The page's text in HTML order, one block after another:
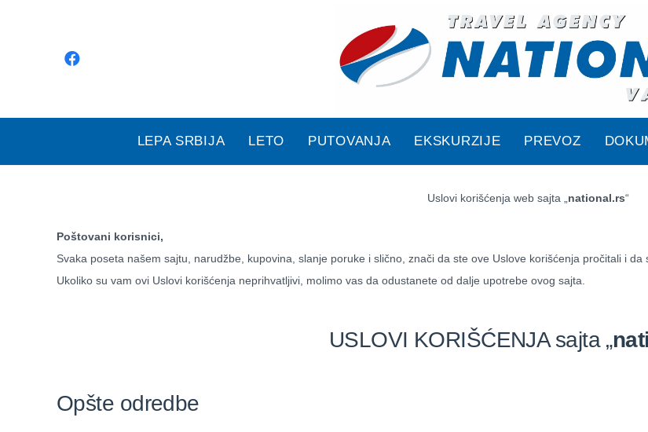
LEPA SRBIJA LETO PUTOVANJA EKSKURZIJE PREVOZ
Uslovi korišćenja web sajta „ national.rs“
Poštovani korisnici,
Svaka poseta našem sajtu, narudžbe, kupovina, slanje poruke i slično, znači da ste ove Uslove korišćenja pročitali i da
Ukoliko su vam ovi Uslovi korišćenja neprihvatljivi, molimo vas da odustanete od dalje upotrebe ovog sajta.
USLOVI KORIŠĆENJA sajta „
Opšte odredbe